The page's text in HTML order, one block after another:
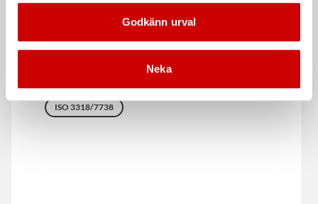
Godkänn urval
Neka
Blocknyckel Wurth
DIN 3113
ISO 3318/7738
Hylsa Würth 6-kt 1/2"
Metrisk - längd 38 mm